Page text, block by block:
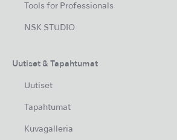
Tools for Professionals
NSK STUDIO
Uutiset & Tapahtumat
Uutiset
Tapahtumat
Kuvagalleria